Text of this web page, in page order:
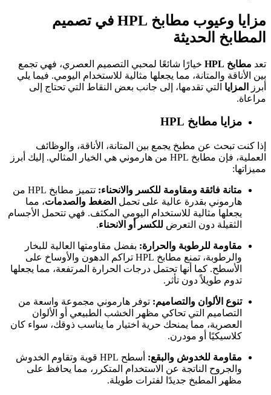
مزايا وعيوب مطابخ HPL في تصميم
المطابخ الحديثة
تعد مطابخ HPL
خيارًا شائعًا لمحبي التصميم العصري، فهي تجمع
بين الأناقة والمتانة، مما يجعلها مثالية للاستخدام اليومي. فيما يلي
أبرز
المزايا التي تقدمها، إلى جانب بعض النقاط التي تحتاج إلى
مراعاة.
مزايا مطابخ HPL
إذا كنت تبحث عن مطبخ يجمع بين المتانة، الأناقة، والوظائف
العملية، فإن مطابخ HPL من هارموني هي الخيار المثالي. إليك أبرز
مميزاتها:
متانة فائقة ومقاومة للكسر والانحناء:
تتميز مطابخ HPL من
هارموني بقدرة عالية على تحمل الضغط والصدمات، مما
يجعلها مثالية للاستخدام اليومي المكثف. فهي تتحمل الأجسام
الثقيلة دون التعرض للكسر أو الانحناء.
مقاومة للرطوبة والحرارة: بفضل مقاومتها العالية للبخار
والرطوبة، تمنع مطابخ HPL تراكم الدهون والأوساخ على
الأسطح. كما أنها تحتمل درجات الحرارة المرتفعة، مما يجعلها
تدوم طويلاً دون تأثر.
تنوع الألوان والتصاميم: توفر هارموني مجموعة واسعة من
التصاميم التي تحاكي مظهر الخشب الطبيعي أو الألوان
العصرية، مما يمنحك حرية اختيار ما يناسب ذوقك، سواء كان
كلاسيكيًا أو مودرن.
مقاومة للخدوش والبقع:
أسطح HPL قوية وتقاوم الخدوش
والجروح الناتجة عن الاستخدام المتكرر، مما يحافظ على
مظهر المطبخ جديدًا لفترات طويلة.